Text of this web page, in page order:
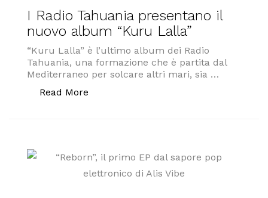
I Radio Tahuania presentano il
nuovo album “Kuru Lalla”
“Kuru Lalla” è l’ultimo album dei Radio
Tahuania, una formazione che è partita dal
Mediterraneo per solcare altri mari, sia …
Read More